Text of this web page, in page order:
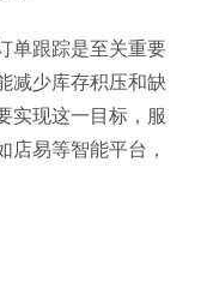
单跟踪是至关重要
减少库存积压和缺
实现这一目标，服
店易等智能平台，